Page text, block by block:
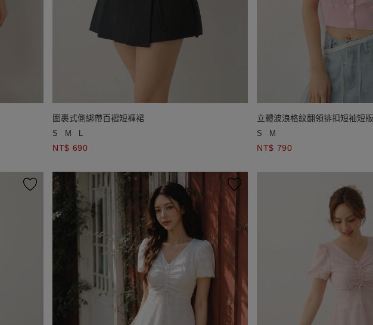
圍裹式側綁帶百褶短褲裙
S M
NT$ 690
立體波浪格紋翻領排扣短袖短
S M
NT$ 790